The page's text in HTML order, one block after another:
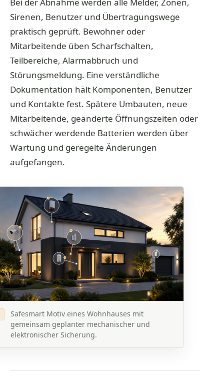
Sirenen, Benutzer und Übertragungswege
praktisch geprüft. Bewohner oder
Mitarbeitende üben Scharfschalten,
Teilbereiche, Alarmabbruch und
Störungsmeldung. Eine verständliche
Dokumentation hält Komponenten, Benutzer
und Kontakte fest. Spätere Umbauten, neue
Mitarbeitende, geänderte Öffnungszeiten oder
schwächer werdende Batterien werden über
Wartung und geregelte Änderungen
aufgefangen.
Safesmart Motiv eines Wohnhauses mit
gemeinsam geplanter mechanischer und
elektronischer Sicherung.